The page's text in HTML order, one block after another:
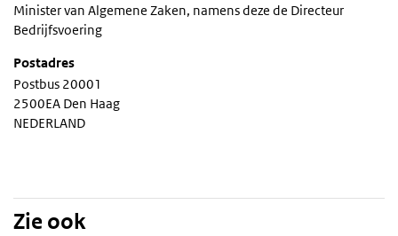
Minister van Algemene Zaken, namens deze de Directeur
Bedrijfsvoering
Postadres
Postbus 20001
2500EA Den Haag
NEDERLAND
Zie ook